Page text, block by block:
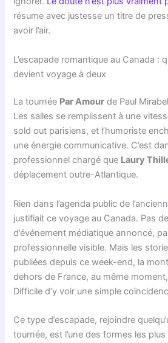
résume avec justesse un titre de
avoir l’air.
L’escapade romantique au Canada :
devient voyage à deux
La tournée Par Amour de Paul
Les salles se remplissent à une
sold out parisiens, et l’humoriste
une énergie communicative. C’est
professionnel chargé que Laury
déplacement outre-Atlantique.
Rien dans l’agenda public de
justifiait ce voyage au Canada. Pas
d’événement médiatique annoncé,
professionnelle visible. Mais les
publiées depuis ce week-end, la
dehors de France, au même
Difficile d’y voir une simple
Ce type d’escapade, rejoindre
tournée, est l’une des formes les